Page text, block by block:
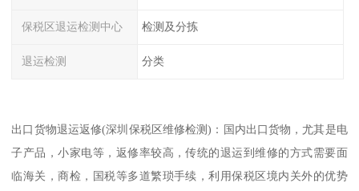
保税区退运检测中心 检测及分拣
退运检测 分类
出口货物退运返修(深圳保税区维修检测)：国内出口货物，尤其是电
子产品，小家电等，返修率较高，传统的退运到维修的方式需要面
临海关，商检，国税等多道繁琐手续，利用保税区境内关外的优势